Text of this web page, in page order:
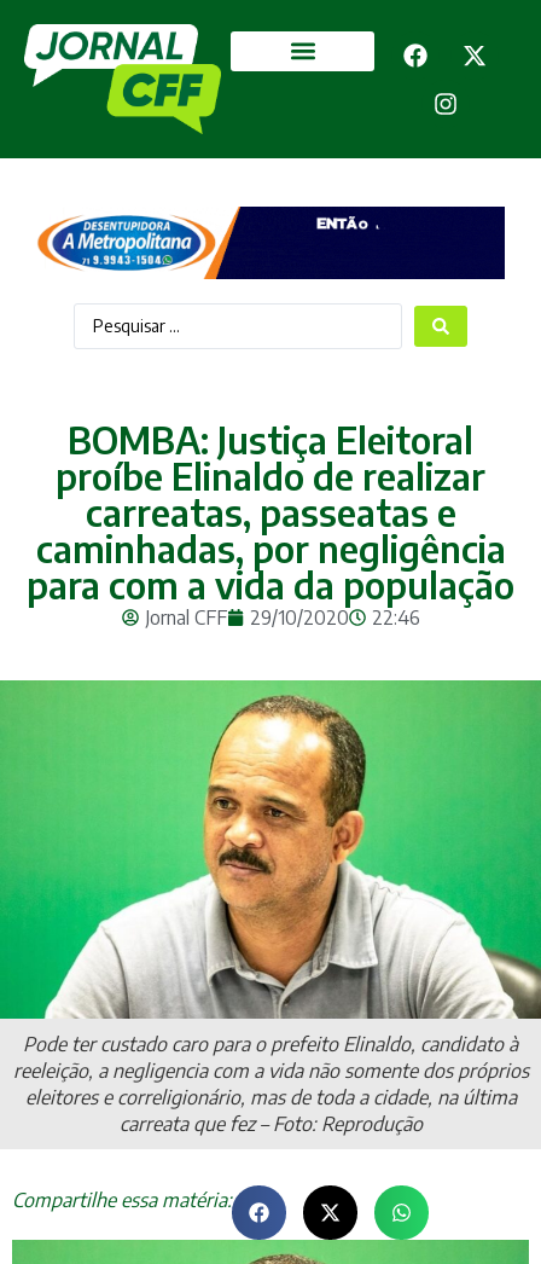
BOMBA: Justiça Eleitoral
proíbe Elinaldo de realizar
carreatas, passeatas e
caminhadas, por negligência
para com a vida da população
Jornal CFF 29/10/2020 22:46
Pode ter custado caro para o prefeito Elinaldo, candidato à
reeleição, a negligencia com a vida não somente dos próprios
eleitores e correligionário, mas de toda a cidade, na última
carreata que fez – Foto: Reprodução
Compartilhe essa matéria: